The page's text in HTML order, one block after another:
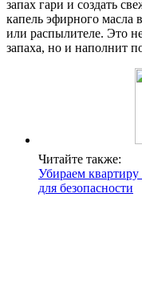
запах гари и создать
капель эфирного масла
или распылителе. Это
запаха, но и наполнит
Читайте также:
Убираем
для безопасности